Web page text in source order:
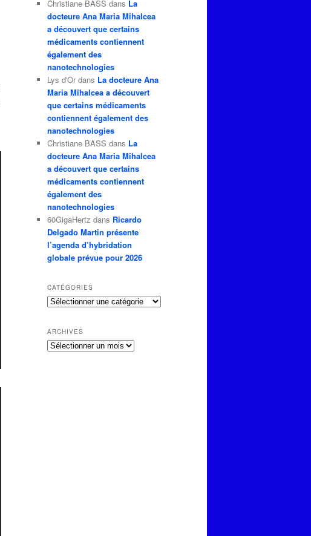
Christiane BASS dans La
docteure Ana Maria Mihalcea
a découvert que certains
médicaments contiennent
également des
nanotechnologies
Lys d'Or dans La docteure Ana
Maria Mihalcea a découvert
que certains médicaments
contiennent également des
nanotechnologies
Christiane BASS dans La
docteure Ana Maria Mihalcea
a découvert que certains
médicaments contiennent
également des
nanotechnologies
60GigaHertz dans Ricardo
Delgado Martin présente
l’agenda d’hybridation
globale prévue pour 2026
CATÉGORIES
Catégories
ARCHIVES
Archives